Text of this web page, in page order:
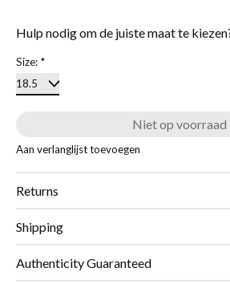
Hulp nodig om de juiste maat te
Size: *
Niet op voorraad
Aan verlanglijst toevoegen
Returns
Shipping
Authenticity Guaranteed